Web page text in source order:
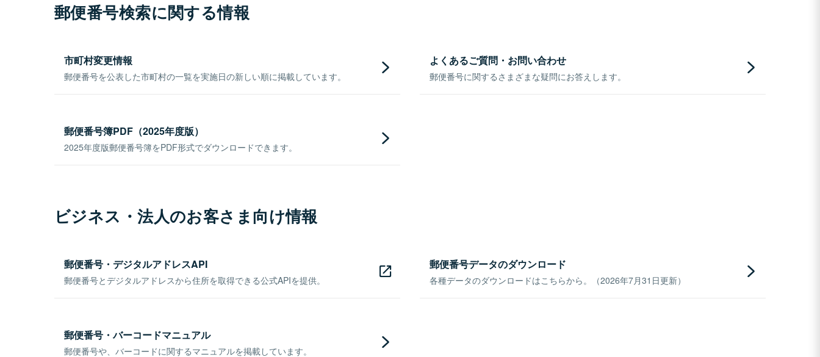
郵便番号検索に関する情報
市町村変更情報
郵便番号を公表した市町村の一覧を実施日の新しい順に掲載しています。
よくあるご質問・お問い合わせ
郵便番号に関するさまざまな疑問にお答えします。
郵便番号簿PDF（2025年度版）
2025年度版郵便番号簿をPDF形式でダウンロードできます。
ビジネス・法人のお客さま向け情報
郵便番号・デジタルアドレスAPI
郵便番号とデジタルアドレスから住所を取得できる公式APIを提供。
郵便番号データのダウンロード
各種データのダウンロードはこちらから。（2026年7月31日更新）
郵便番号・バーコードマニュアル
郵便番号や、バーコードに関するマニュアルを掲載しています。